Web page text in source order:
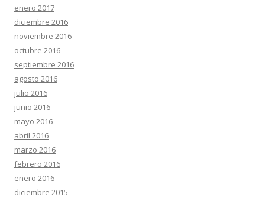
enero 2017
diciembre 2016
noviembre 2016
octubre 2016
septiembre 2016
agosto 2016
julio 2016
junio 2016
mayo 2016
abril 2016
marzo 2016
febrero 2016
enero 2016
diciembre 2015